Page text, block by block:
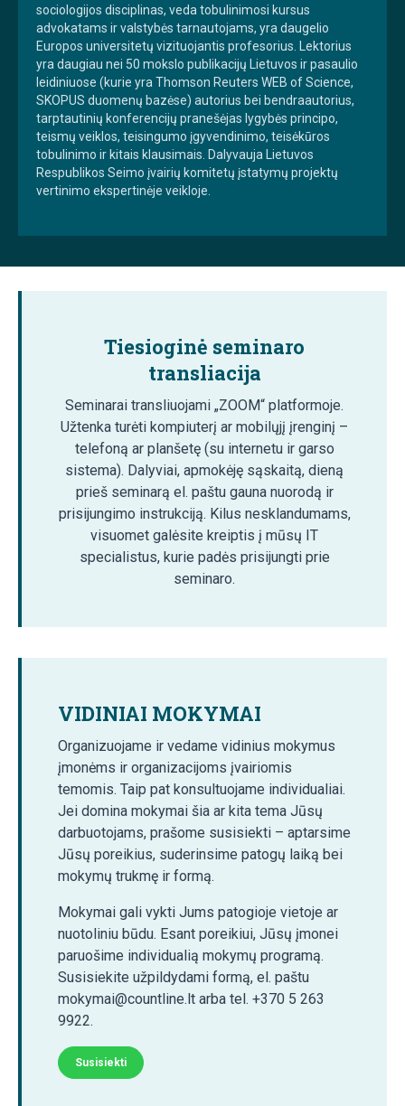
sociologijos disciplinas, veda tobulinimosi kursus
advokatams ir valstybės tarnautojams, yra daugelio
Europos universitetų vizituojantis profesorius. Lektorius
yra daugiau nei 50 mokslo publikacijų Lietuvos ir pasaulio
leidiniuose (kurie yra Thomson Reuters WEB of Science,
SKOPUS duomenų bazėse) autorius bei bendraautorius,
tarptautinių konferencijų pranešėjas lygybės principo,
teismų veiklos, teisingumo įgyvendinimo, teisėkūros
tobulinimo ir kitais klausimais. Dalyvauja Lietuvos
Respublikos Seimo įvairių komitetų įstatymų projektų
vertinimo ekspertinėje veikloje.
Tiesioginė seminaro
transliacija
Seminarai transliuojami „ZOOM“ platformoje.
Užtenka turėti kompiuterį ar mobilųjį įrenginį –
telefoną ar planšetę (su internetu ir garso
sistema). Dalyviai, apmokėję sąskaitą, dieną
prieš seminarą el. paštu gauna nuorodą ir
prisijungimo instrukciją. Kilus nesklandumams,
visuomet galėsite kreiptis į mūsų IT
specialistus, kurie padės prisijungti prie
seminaro.
VIDINIAI MOKYMAI
Organizuojame ir vedame vidinius mokymus
įmonėms ir organizacijoms įvairiomis
temomis. Taip pat konsultuojame individualiai.
Jei domina mokymai šia ar kita tema Jūsų
darbuotojams, prašome susisiekti – aptarsime
Jūsų poreikius, suderinsime patogų laiką bei
mokymų trukmę ir formą.
Mokymai gali vykti Jums patogioje vietoje ar
nuotoliniu būdu. Esant poreikiui, Jūsų įmonei
paruošime individualią mokymų programą.
Susisiekite užpildydami formą, el. paštu
mokymai@countline.lt arba tel. +370 5 263
9922.
Susisiekti